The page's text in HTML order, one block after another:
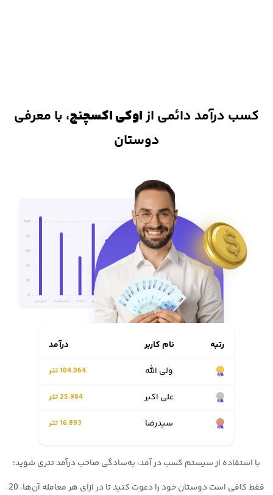
مسدود شدن دارایی کاربران ایمن شده است.
2. داشتن اپلیکیشن و نرم افزار خرید و فروش ارز
از دیگر مزیت های اوکی اکسچنج، داشتن برنامه ترید در دو نسخه اندروید
و ios است که دسترسی کاربران به بازار رمزارزها را بسیار آسان کرده و در هر
لحظه میتوانید به بازار ارزهای دیجیتال دسترسی داشته باشید.
یکی از مهمترین دغدغه های معامله گران ایرانی، نقد کردن سریع دارایی
خود است. تصور کنید به دنبال فروش ارز دیجیتال و تبدیل رمز ارز به
تومان هستید و میخواهید سریعا به حساب بانکی خود واریز نمایید؛ در
این شرایط اهمیت برداشت آنی دوچندان می شود. در صرافی اوکی
اکسچنج واریز و برداشت به صورت آنی انجام شده و در کمترین زمان
با استفاده از سیستم کسب در آمد، به‌سادگی صاحب درآمد تتری شوید؛
فقط کافی است دوستان خود را دعوت کنید تا در ازای هر معامله آن‌ها، 20
رتبه نام کاربر
درآمد
ولی الله
104.064 تتر
علی اكبر 25.984 تتر
سيدرضا 16.893 تتر
کسب درآمد دائمی ازاوکی اکسچنج، با معرفی
دوستان